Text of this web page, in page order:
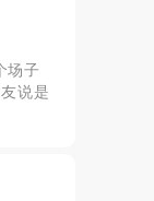
场子
说是
去